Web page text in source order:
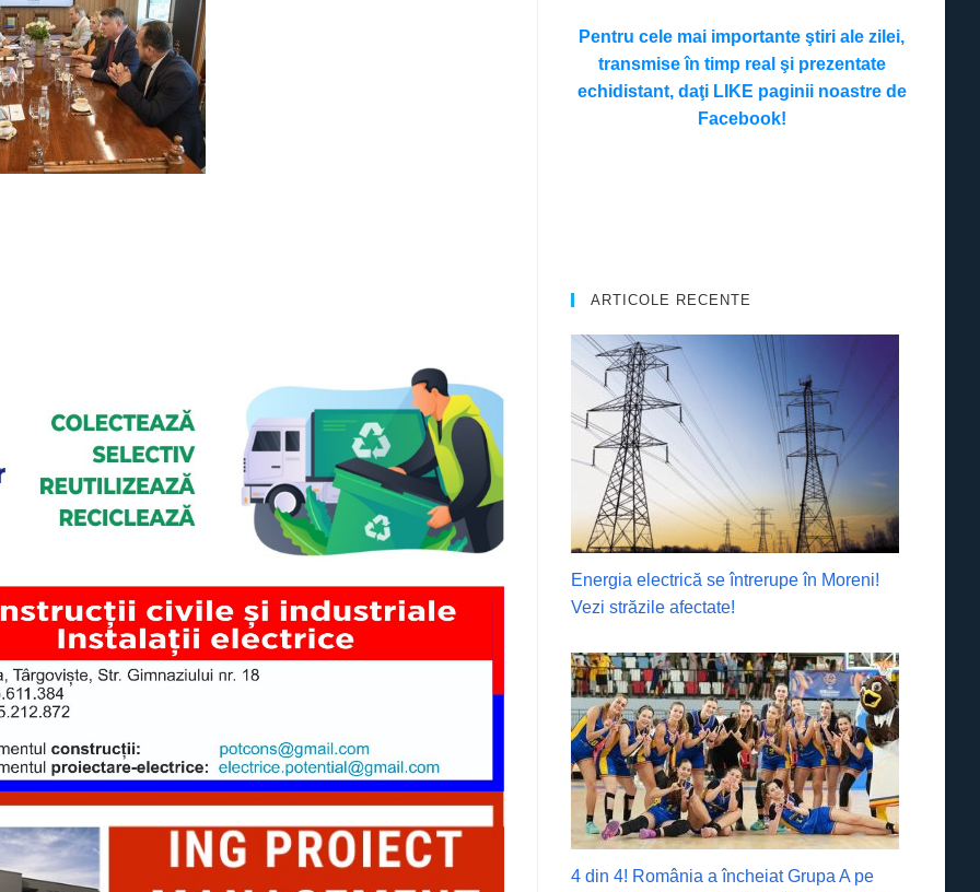
Pentru cele mai importante ştiri ale zilei,
transmise în timp real şi prezentate
echidistant, daţi LIKE paginii noastre de
Facebook!
ARTICOLE RECENTE
Energia electrică se întrerupe în Moreni!
Vezi străzile afectate!
4 din 4! România a încheiat Grupa A pe